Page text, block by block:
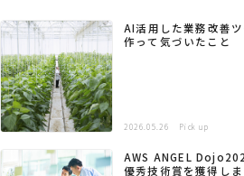
AI活用した業務改善
作って気づいたこと
2026.05.26 Pick up
AWS ANGEL
優秀技術賞を獲得しま